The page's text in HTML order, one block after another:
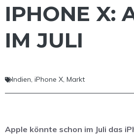
IPHONE X:
IM JULI
Indien, iPhone X, Markt
Apple könnte schon im Juli das